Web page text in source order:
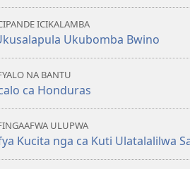
Ukusalapula
ICIKALAMBA
Ukubomba Bwino
NA BANTU
ca Honduras
ULUPWA
Kucita nga ca Kuti Ulatalalilwa